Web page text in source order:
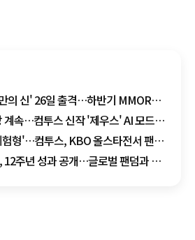
의 신' 26일 출격…하반기 MMORPG
략한다
계속…컴투스 신작 '제우스' AI 모드
형'…컴투스, KBO 올스타전서 팬
12주년 성과 공개…글로벌 팬덤과 쓴